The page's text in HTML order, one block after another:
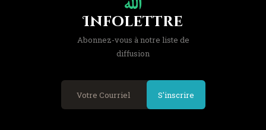
Infolettre
Abonnez-vous à notre liste de
diffusion
S'inscrire